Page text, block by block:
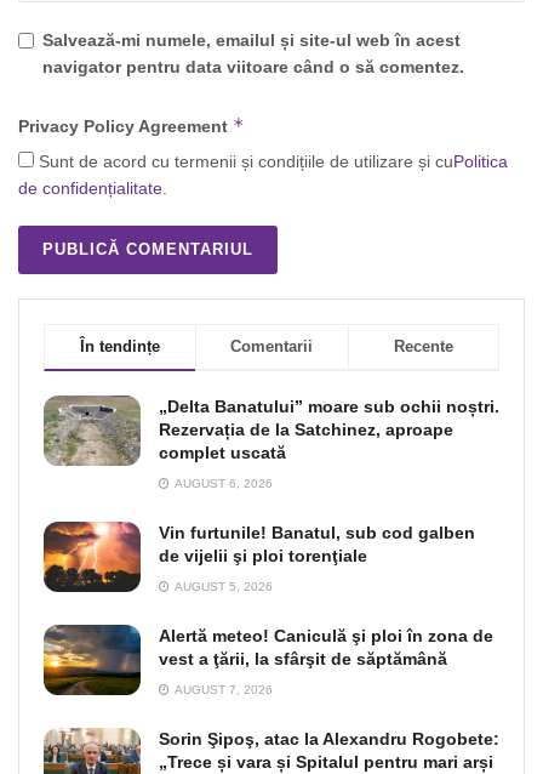
Salvează-mi numele, emailul și site-ul web în acest
navigator pentru data viitoare când o să comentez.
Privacy Policy Agreement *
Sunt de acord cu termenii și condițiile de utilizare și cuPolitica
de confidențialitate.
În tendințe Comentarii Recente
„Delta Banatului” moare sub ochii noștri.
Rezervația de la Satchinez, aproape
complet uscată
AUGUST 6, 2026
Vin furtunile! Banatul, sub cod galben
de vijelii şi ploi torenţiale
AUGUST 5, 2026
Alertă meteo! Caniculă şi ploi în zona de
vest a ţării, la sfârşit de săptămână
AUGUST 7, 2026
Sorin Şipoş, atac la Alexandru Rogobete:
„Trece și vara și Spitalul pentru mari arși